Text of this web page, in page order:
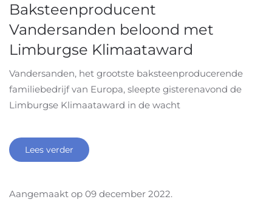
Baksteenproducent
Vandersanden beloond met
Limburgse Klimaataward
Vandersanden, het grootste baksteenproducerende
familiebedrijf van Europa, sleepte gisterenavond de
Limburgse Klimaataward in de wacht
Lees verder
Aangemaakt op 09 december 2022.